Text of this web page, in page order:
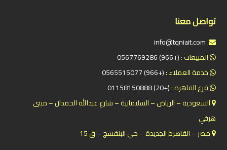
تواصل معنا
المبيعات :(+966) 0567769286
خدمة العملاء :(+966) 0565515077
فرع القاهرة :(+20) 01158150888
السعودية – الرياض – السليمانية – شارع عبدالله الحمدان – مبنى
هرفي
مصر – القاهرة الجديدة – حي البنفسج – ق 15